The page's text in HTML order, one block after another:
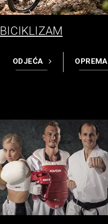
BICIKLIZAM
ODJEĆA OPREMA